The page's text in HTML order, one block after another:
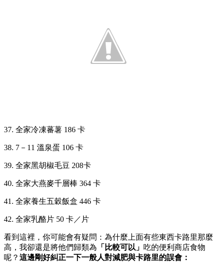
37. 全家冷凍蕃薯 186 卡
38. 7 － 11 溫泉蛋 106 卡
39. 全家黑胡椒毛豆 208卡
40. 全家大燕麥千層棒 364 卡
41. 全家養生五穀飯盒 446 卡
42. 全家乳酪片 50 卡／片
看到這裡，你可能會有疑問：為什麼上面有些東西卡路里那麼
高，我卻還是將他們歸類為 「 比較可以 」 吃的便利商店食物
呢？ 這邊剛好糾正一下一般人對減肥與卡路里的誤會：